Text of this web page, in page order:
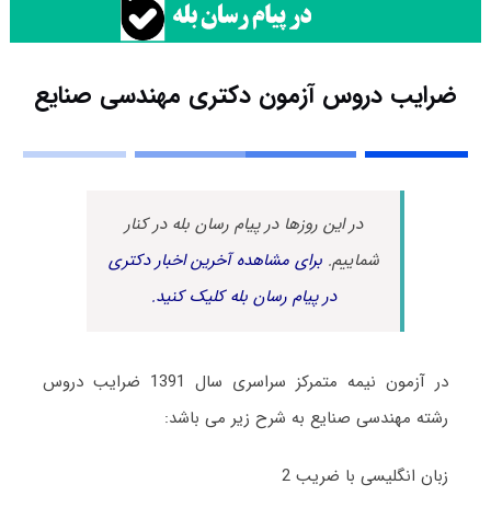
ضرایب دروس آزمون دکتری مهندسی صنایع
در این روزها در پیام رسان بله در کنار
شماییم.برای مشاهده آخرین اخبار دکتری
در پیام رسان بله کلیک کنید.
در آزمون نیمه متمرکز سراسری سال 1391 ضرایب دروس
رشته مهندسی صنایع به شرح زیر می باشد:
زبان انگلیسی با ضریب 2